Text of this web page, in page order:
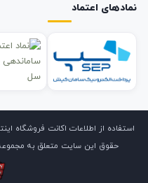
نمادهای اعتماد
استفاده از اطلاعات اکانت فروشگاه
حقوق این سایت متعلق به